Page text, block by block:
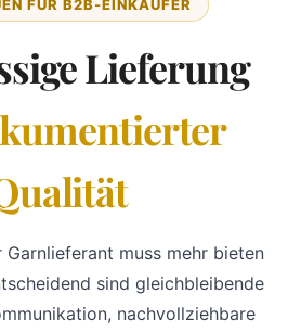
FÜR B2B-EINKÄUFER
Lieferung
Garnlieferant muss mehr bieten
sind gleichbleibende
nachvollziehbare